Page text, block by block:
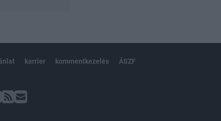
karrier kommentkezelés ÁSZF